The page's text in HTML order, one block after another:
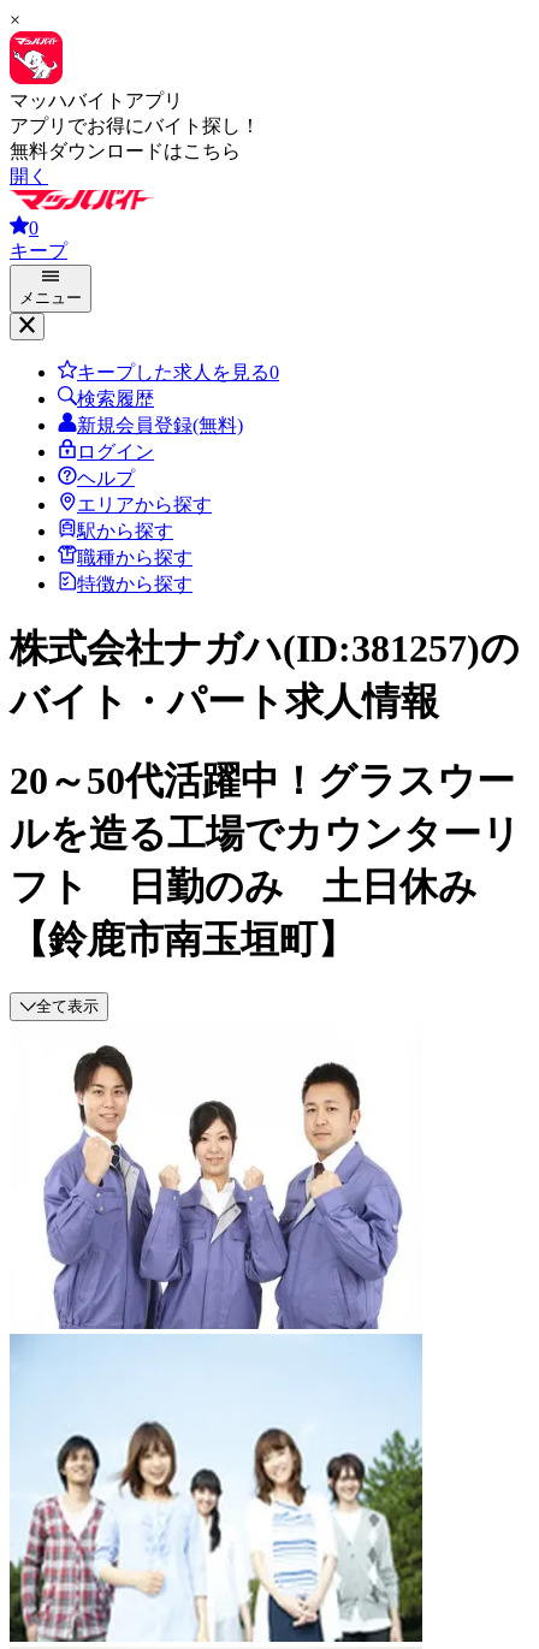
×
マッハバイトアプリ
アプリでお得にバイト探し！
無料ダウンロードはこちら
開く
0
キープ
メニュー
キープした求人を見る0
検索履歴
新規会員登録(無料)
ログイン
ヘルプ
エリアから探す
駅から探す
職種から探す
特徴から探す
株式会社ナガハ(ID:381257)の
バイト・パート求人情報
20～50代活躍中！グラスウー
ルを造る工場でカウンターリ
フト 日勤のみ 土日休み
【鈴鹿市南玉垣町】
全て表示